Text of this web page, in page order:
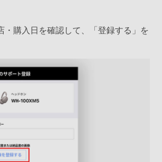
・購入日を確認して、「登録する」を